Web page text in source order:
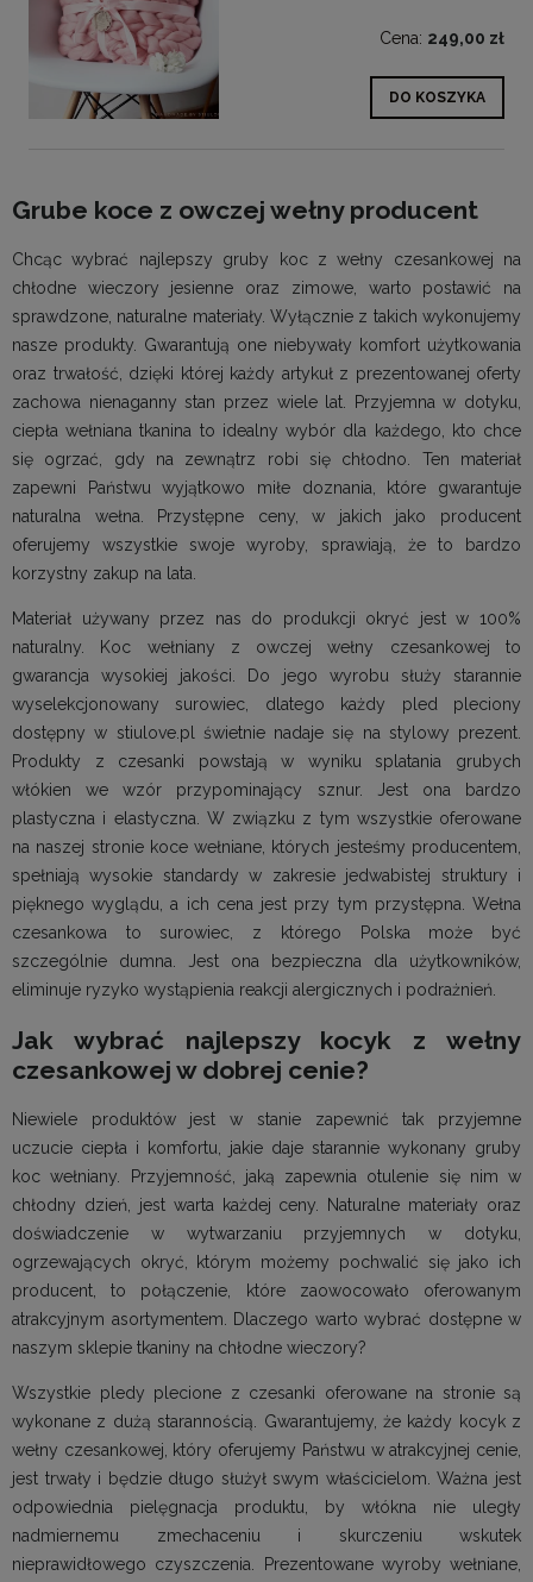
Cena: 249,00 zł
DO KOSZYKA
Grube koce z owczej wełny producent
Chcąc wybrać najlepszy gruby koc z wełny czesankowej na
chłodne wieczory jesienne oraz zimowe, warto postawić na
sprawdzone, naturalne materiały. Wyłącznie z takich wykonujemy
nasze produkty. Gwarantują one niebywały komfort użytkowania
oraz trwałość, dzięki której każdy artykuł z prezentowanej oferty
zachowa nienaganny stan przez wiele lat. Przyjemna w dotyku,
ciepła wełniana tkanina to idealny wybór dla każdego, kto chce
się ogrzać, gdy na zewnątrz robi się chłodno. Ten materiał
zapewni Państwu wyjątkowo miłe doznania, które gwarantuje
naturalna wełna. Przystępne ceny, w jakich jako producent
oferujemy wszystkie swoje wyroby, sprawiają, że to bardzo
korzystny zakup na lata.
Materiał używany przez nas do produkcji okryć jest w 100%
naturalny. Koc wełniany z owczej wełny czesankowej to
gwarancja wysokiej jakości. Do jego wyrobu służy starannie
wyselekcjonowany surowiec, dlatego każdy pled pleciony
dostępny w stiulove.pl świetnie nadaje się na stylowy prezent.
Produkty z czesanki powstają w wyniku splatania grubych
włókien we wzór przypominający sznur. Jest ona bardzo
plastyczna i elastyczna. W związku z tym wszystkie oferowane
na naszej stronie koce wełniane, których jesteśmy producentem,
spełniają wysokie standardy w zakresie jedwabistej struktury i
pięknego wyglądu, a ich cena jest przy tym przystępna. Wełna
czesankowa to surowiec, z którego Polska może być
szczególnie dumna. Jest ona bezpieczna dla użytkowników,
eliminuje ryzyko wystąpienia reakcji alergicznych i podrażnień.
Jak wybrać najlepszy kocyk z wełny
czesankowej w dobrej cenie?
Niewiele produktów jest w stanie zapewnić tak przyjemne
uczucie ciepła i komfortu, jakie daje starannie wykonany gruby
koc wełniany. Przyjemność, jaką zapewnia otulenie się nim w
chłodny dzień, jest warta każdej ceny. Naturalne materiały oraz
doświadczenie w wytwarzaniu przyjemnych w dotyku,
ogrzewających okryć, którym możemy pochwalić się jako ich
producent, to połączenie, które zaowocowało oferowanym
atrakcyjnym asortymentem. Dlaczego warto wybrać dostępne w
naszym sklepie tkaniny na chłodne wieczory?
Wszystkie pledy plecione z czesanki oferowane na stronie są
wykonane z dużą starannością. Gwarantujemy, że każdy kocyk z
wełny czesankowej, który oferujemy Państwu w atrakcyjnej cenie,
jest trwały i będzie długo służył swym właścicielom. Ważna jest
odpowiednia pielęgnacja produktu, by włókna nie uległy
nadmiernemu zmechaceniu i skurczeniu wskutek
nieprawidłowego czyszczenia. Prezentowane wyroby wełniane,